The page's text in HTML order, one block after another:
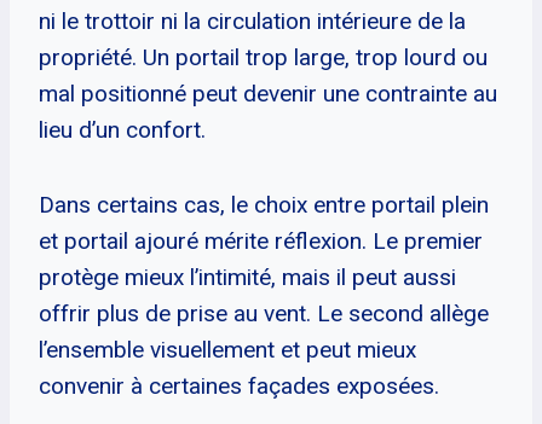
ni le trottoir ni la circulation intérieure de la
propriété. Un portail trop large, trop lourd ou
mal positionné peut devenir une contrainte au
lieu d’un confort.
Dans certains cas, le choix entre portail plein
et portail ajouré mérite réflexion. Le premier
protège mieux l’intimité, mais il peut aussi
offrir plus de prise au vent. Le second allège
l’ensemble visuellement et peut mieux
convenir à certaines façades exposées.